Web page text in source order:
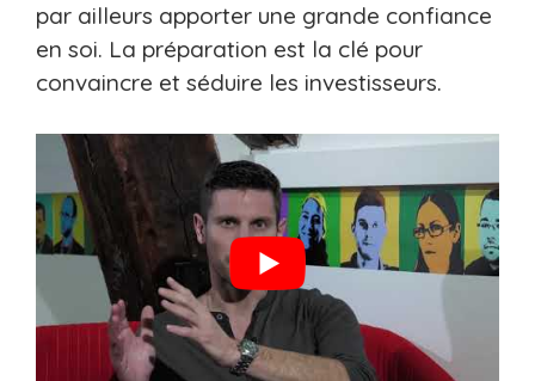
par ailleurs apporter une grande confiance
en soi. La préparation est la clé pour
convaincre et séduire les investisseurs.